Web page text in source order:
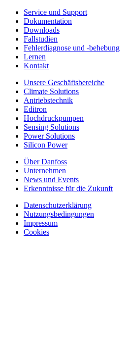
Service und Support
Dokumentation
Downloads
Fallstudien
Fehlerdiagnose und -behebung
Lernen
Kontakt
Unsere Geschäftsbereiche
Climate Solutions
Antriebstechnik
Editron
Hochdruckpumpen
Sensing Solutions
Power Solutions
Silicon Power
Über Danfoss
Unternehmen
News und Events
Erkenntnisse für die Zukunft
Datenschutzerklärung
Nutzungsbedingungen
Impressum
Cookies